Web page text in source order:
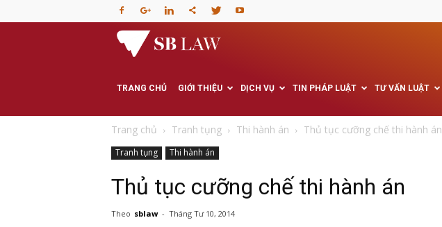
phòng
Luật
TRANG CHỦ GIỚI THIỆU DỊCH VỤ TIN PHÁP LUẬT TƯ VẤN LUẬT
Trang chủ Tranh tụng Thi hành án Thủ tục cưỡng chế thi hành án
Tranh tụng Thi hành án
Thủ tục cưỡng chế thi hành án
Theo sblaw - Tháng Tư 10, 2014